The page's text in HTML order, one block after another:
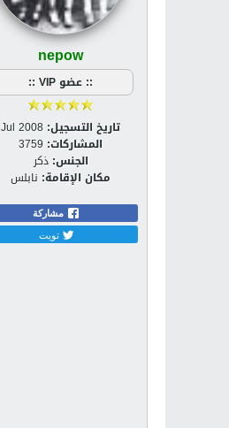
nepow
:: عضو VIP ::
تاريخ التسجيل: Jul 2008
المشاركات: 3759
الجنس: ذكر
مكان الإقامة: نابلس
مشاركة
تويت